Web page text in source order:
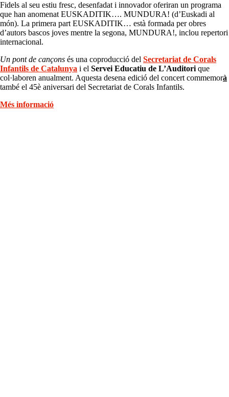
Fidels al seu estiu fresc, desenfadat i innovador oferiran un programa
que han anomenat EUSKADITIK…. MUNDURA! (d’Euskadi al
món). La primera part EUSKADITIK… està formada per obres
d’autors bascos joves mentre la segona, MUNDURA!, inclou repertori
internacional.
Un pont de cançons és una coproducció del Secretariat de Corals
Infantils de Catalunya i el Servei Educatiu de L’Auditorique
col·laboren anualment. Aquesta desena edició del concert commemorà
també el 45è aniversari del Secretariat de Corals Infantils.
Més informació